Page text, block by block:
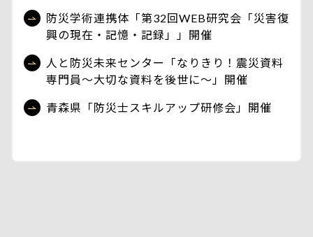
防災学術連携体「第32回WEB研究会「災害復
興の現在・記憶・記録」」開催
人と防災未来センター「なりきり！震災資料
専門員～大切な資料を後世に～」開催
青森県「防災士スキルアップ研修会」開催